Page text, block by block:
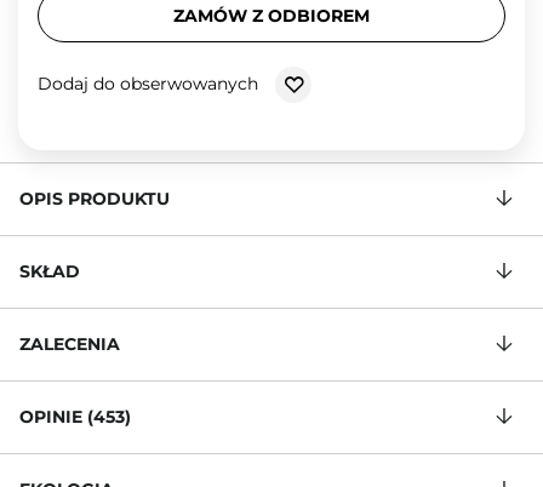
ZAMÓW Z ODBIOREM
Dodaj do obserwowanych
OPIS PRODUKTU
SKŁAD
ZALECENIA
OPINIE (453)